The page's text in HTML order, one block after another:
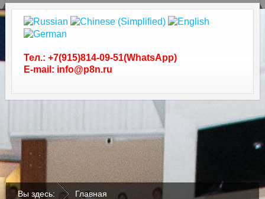
Тел.: +7(915)814-09-51(WhatsApp)
E-mail: info@p8n.ru
Вы здесь: Главная